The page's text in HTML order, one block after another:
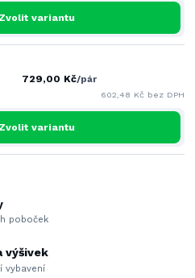
Zvolit variantu
729,00 Kč/pár
602,48 Kč bez DPH
Zvolit variantu
poboček
výšivek
vybavení